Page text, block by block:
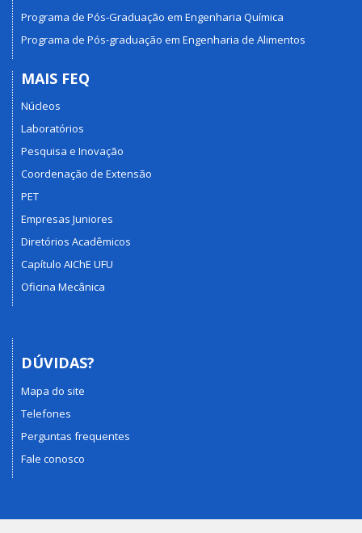
Programa de Pós-Graduação em Engenharia Química
Programa de Pós-graduação em Engenharia de Alimentos
MAIS FEQ
Núcleos
Laboratórios
Pesquisa e Inovação
Coordenação de Extensão
PET
Empresas Juniores
Diretórios Acadêmicos
Capítulo AIChE UFU
Oficina Mecânica
DÚVIDAS?
Mapa do site
Telefones
Perguntas frequentes
Fale conosco